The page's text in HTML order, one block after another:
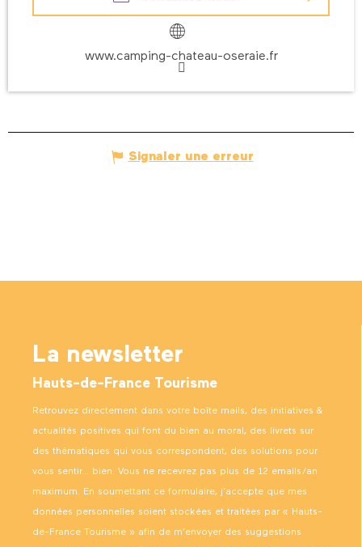
www.camping-chateau-oseraie.fr
Signaler une erreur
La newsletter
Hauts-de-France Tourisme
Retrouvez directement dans votre boîte mails, des initiatives &
actualités positives qui font du bien au moral, des livrets sur
des thématiques qui vous correspondent, des solutions pour
vous sentir… bien. Vous ne recevrez pas plus de 12 emails/an
maximum. En soumettant ce formulaire, j’accepte que mes
données personnelles soient stockées et traitées par « Hauts-
de-France Tourisme » afin de m’envoyer des suggestions